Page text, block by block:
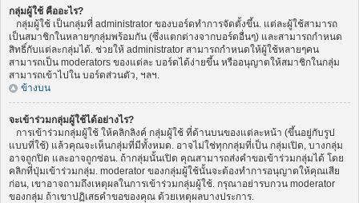
กลุ่มผู้ใช้ คืออะไร?
กลุ่มผู้ใช้ เป็นกลุ่มที่ administrator ของบอร์ดทำการจัดตั้งขึ้น. แต่ละผู้ใช้สามารถ
เป็นสมาชิกในหลายๆกลุ่มพร้อมกัน (ซึ่งแตกต่างจากบอร์ดอื่นๆ) และสามารถกำหนด
สิทธิ์กับแต่ละกลุ่มได้. ช่วยให้ administrator สามารถกำหนดให้ผู้ใช้หลายๆคน
สามารถเป็น moderators ของแต่ละ บอร์ดได้ง่ายขึ้น หรืออนุญาตให้สมาชิกในกลุ่ม
สามารถเข้าไปใน บอร์ดส่วนตัว, ฯลฯ.
ข้างบน
จะเข้าร่วมกลุ่มผู้ใช้ได้อย่างไร?
การเข้าร่วมกลุ่มผู้ใช้ ให้คลิกลิงค์ กลุ่มผู้ใช้ ที่ด้านบนของแต่ละหน้า (ขึ้นอยู่กับรูป
แบบที่ใช้) แล้วคุณจะเห็นกลุ่มที่มีทั้งหมด. อาจไม่ใช่ทุกกลุ่มที่เป็น กลุ่มเปิด, บางกลุ่ม
อาจถูกปิด และอาจถูกซ่อน. ถ้ากลุ่มนั้นเปิด คุณสามารถส่งคำขอเข้าร่วมกลุ่มได้ โดย
คลิกที่ปุ่มเข้าร่วมกลุ่ม. moderator ของกลุ่มผู้ใช้นั้นจะต้องทำการอนุญาตให้คุณเสีย
ก่อน, เขาอาจถามถึงเหตุผลในการเข้าร่วมกลุ่มผู้ใช้. กรุณาอย่ารบกวน moderator
ของกลุ่ม ถ้าเขาปฏิเสธคำขอของคุณ ด้วยเหตุผลบางประการ.